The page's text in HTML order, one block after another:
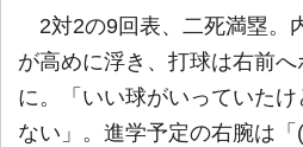
2対2の9回表、二死満塁。
が高めに浮き、打球は右前
に。「いい球がいっていた
ない」。進学予定の右腕は